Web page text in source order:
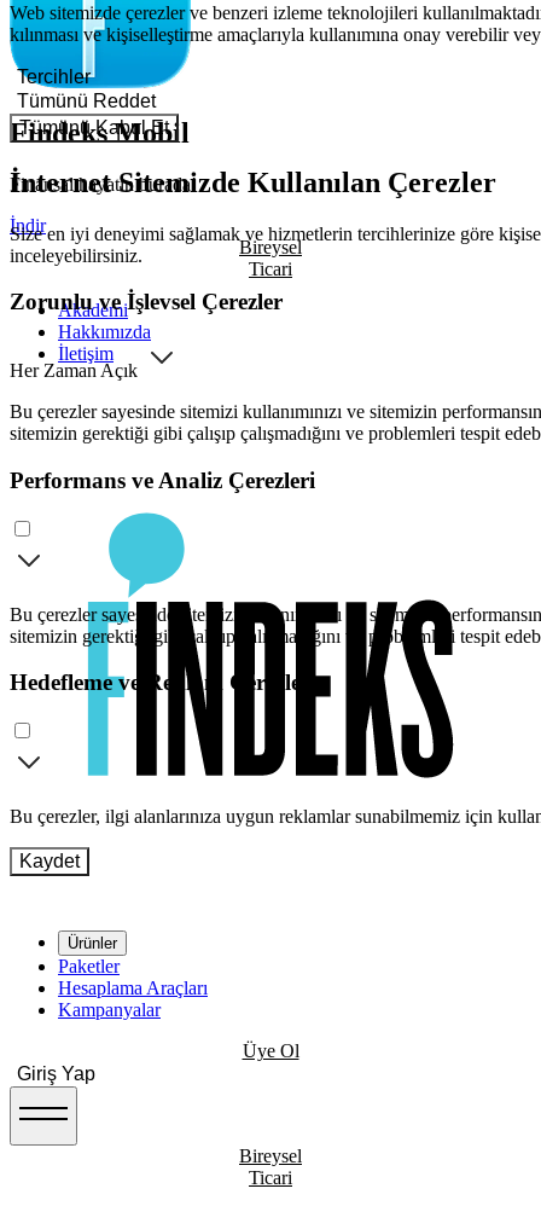
Web sitemizde çerezler ve benzeri izleme teknolojileri
kılınması ve kişiselleştirme amaçlarıyla kullanımına onay verebilir
Tercihler
Tümünü Reddet
Tümünü Kabul Et
İnternet Sitemizde Kullanılan Çerezler
Size en iyi deneyimi sağlamak ve hizmetlerin tercihlerinize göre
inceleyebilirsiniz.
Zorunlu ve İşlevsel Çerezler
Her Zaman Açık
Bu çerezler sayesinde sitemizi kullanımınızı ve sitemizin
sitemizin gerektiği gibi çalışıp çalışmadığını ve problemleri tespit
Performans ve Analiz Çerezleri
Bu çerezler sayesinde sitemizi kullanımınızı ve sitemizin
sitemizin gerektiği gibi çalışıp çalışmadığını ve problemleri tespit
Hedefleme ve Reklam Çerezleri
Bu çerezler, ilgi alanlarınıza uygun reklamlar sunabilmemiz için
Kaydet
Findeks Mobil
Finansal hayatın burada!
İndir
Bireysel
Ticari
Akademi
Hakkımızda
İletişim
Ürünler
Paketler
Hesaplama Araçları
Kampanyalar
Üye Ol
Giriş Yap
Bireysel
Ticari